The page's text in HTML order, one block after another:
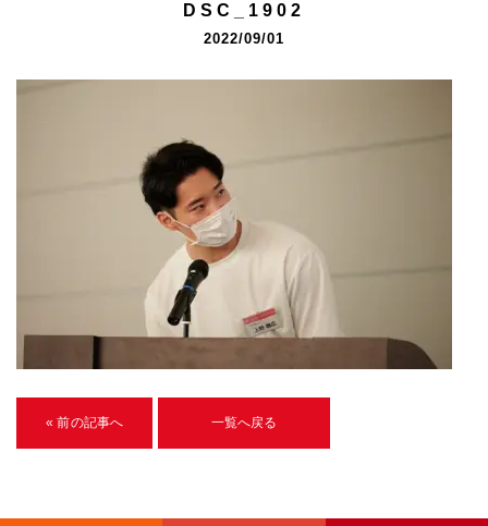
【2026年10月】ARエキスパートコース
《リスキリング補助金コース》
リスキリング補助金対象コース説明
U-15メタバースプログラミング講座
受講生紹介
イベント
ブログ
DSC_1902
2022/09/01
« 前の記事へ 一覧へ戻る